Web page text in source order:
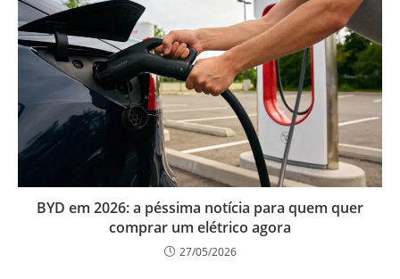
BYD em 2026: a péssima notícia para quem quer
comprar um elétrico agora
27/05/2026